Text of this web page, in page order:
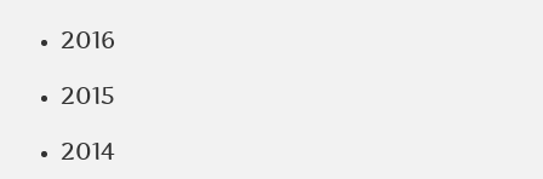
2016
2015
2014